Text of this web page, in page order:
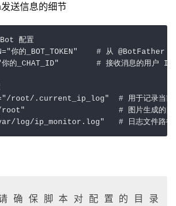
送信息的细节
配置
你的_BOT_TOKEN"    # 从 @BotFather
的_CHAT_ID"        # 接收消息的用户 ID
root/.current_ip_log"  # 用于记录当前
# 图片生成的目
确保脚本对配置的目录